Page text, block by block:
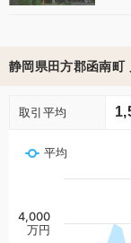
静岡県田方郡函南町
取引平均
平均
4,000
万円